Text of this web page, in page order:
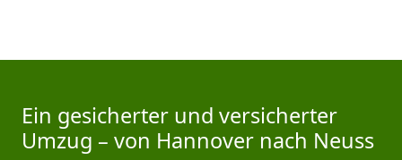
Ein gesicherter und versicherter
Umzug – von Hannover nach Neuss